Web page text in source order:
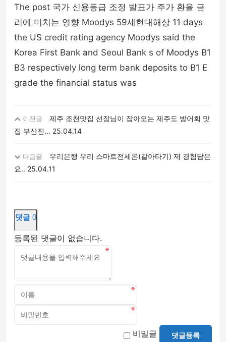
The post 국가 신용등급 조정 발표가 주가 환율 금
리에 미치는 영향 Moodys 59세현대해상 11 days
the US credit rating agency Moodys said the
Korea First Bank and Seoul Bank s of Moodys B1
B3 respectively long term bank deposits to B1 E
grade the financial status was
이전글
제주 조천맛집 선장님이 잡아오는 제주도 방어회 맛
집 부산진... 25.04.14
다음글
우리은행 우리 스마트전세론(갈아타기) 제 경험담은
요.. 25.04.11
댓글 0
등록된 댓글이 없습니다.
비밀글 댓글등록